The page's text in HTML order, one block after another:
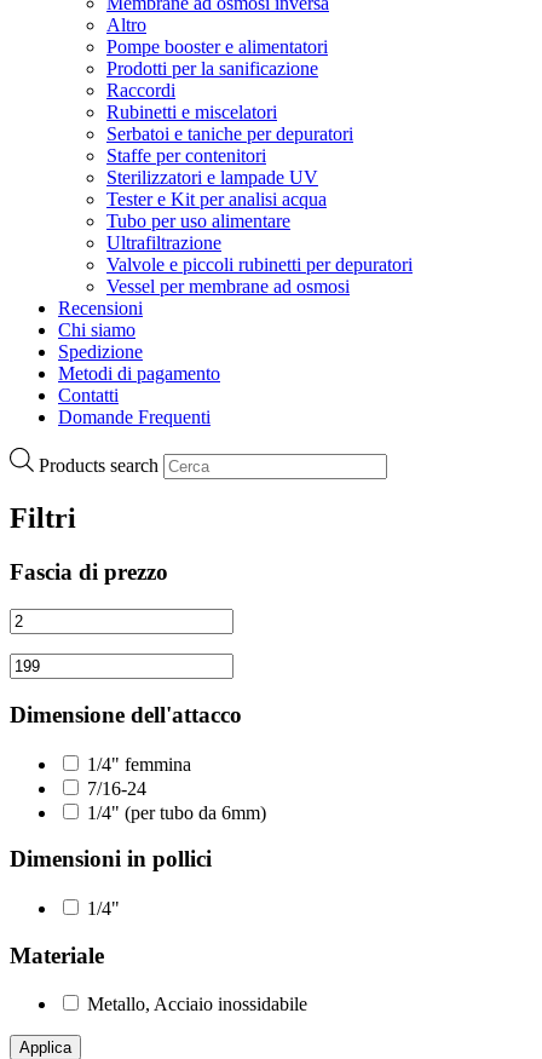
Altro
Pompe booster e alimentatori
Prodotti per la sanificazione
Raccordi
Rubinetti e miscelatori
Serbatoi e taniche per depuratori
Staffe per contenitori
Sterilizzatori e lampade UV
Tester e Kit per analisi acqua
Tubo per uso alimentare
Ultrafiltrazione
Valvole e piccoli rubinetti per depuratori
Vessel per membrane ad osmosi
Recensioni
Chi siamo
Spedizione
Metodi di pagamento
Contatti
Domande Frequenti
Products search
Filtri
Fascia di prezzo
Dimensione dell'attacco
1/4" femmina
7/16-24
1/4" (per tubo da 6mm)
Dimensioni in pollici
1/4"
Materiale
Metallo, Acciaio inossidabile
Applica